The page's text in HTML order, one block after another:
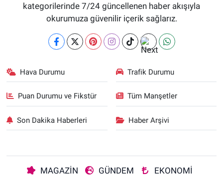
kategorilerinde 7/24 güncellenen haber akışıyla
okurumuza güvenilir içerik sağlarız.
Hava Durumu Trafik Durumu
Puan Durumu ve Fikstür Tüm Manşetler
Son Dakika Haberleri Haber Arşivi
MAGAZİN GÜNDEM EKONOMİ